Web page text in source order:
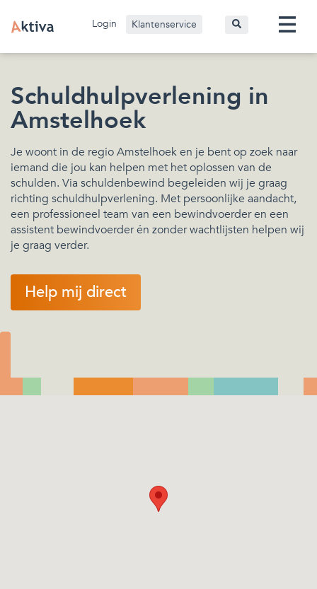
Login Klantenservice
Schuldhulpverlening in
Amstelhoek
Je woont in de regio Amstelhoek en je bent op zoek naar
iemand die jou kan helpen met het oplossen van de
schulden. Via schuldenbewind begeleiden wij je graag
richting schuldhulpverlening. Met persoonlijke aandacht,
een professioneel team van een bewindvoerder en een
assistent bewindvoerder én zonder wachtlijsten helpen wij
je graag verder.
Help mij direct